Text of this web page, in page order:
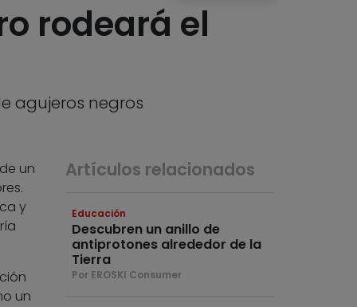
rodeará el
agujeros negros
un
y
un
Artículos relacionados
Educación
Descubren un anillo de
antiprotones alrededor de la
Tierra
Por EROSKI Consumer